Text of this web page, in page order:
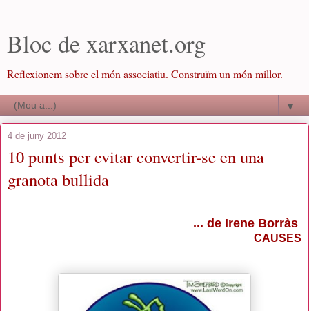
Bloc de xarxanet.org
Reflexionem sobre el món associatiu. Construïm un món millor.
▼
4 de juny 2012
10 punts per evitar convertir-se en una
granota bullida
... de Irene Borràs
CAUSES